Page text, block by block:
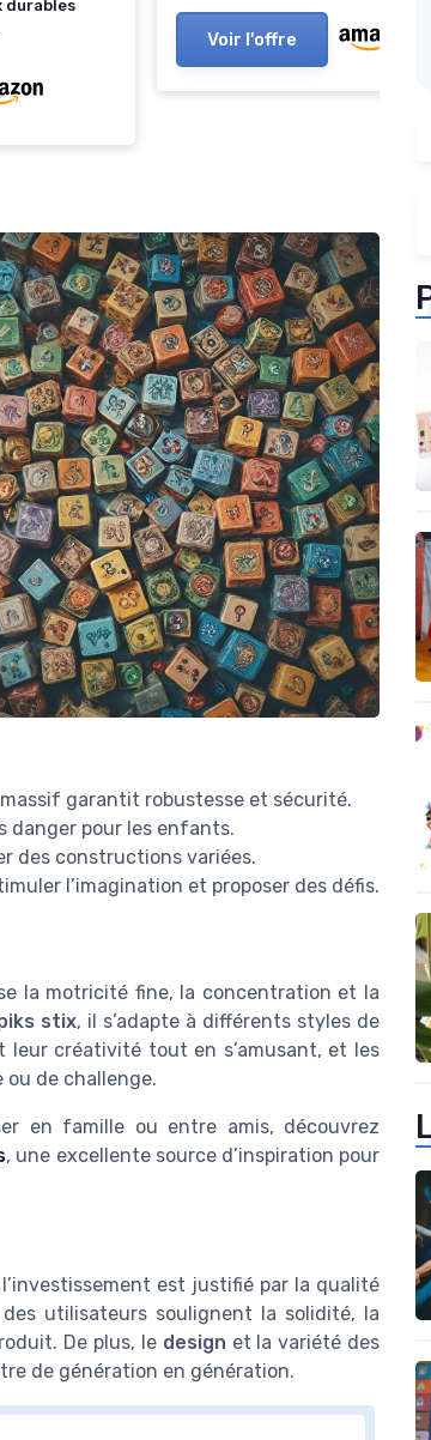
durables
Voir l'offre
garantit robustesse et sécurité.
danger pour les enfants.
des constructions variées.
l’imagination et proposer des défis.
la motricité fine, la concentration et la
stix, il s’adapte à différents styles de
leur créativité tout en s’amusant, et les
de challenge.
en famille ou entre amis, découvrez
, une excellente source d’inspiration pour
l’investissement est justifié par la qualité
des utilisateurs soulignent la solidité, la
De plus, le design et la variété des
de génération en génération.